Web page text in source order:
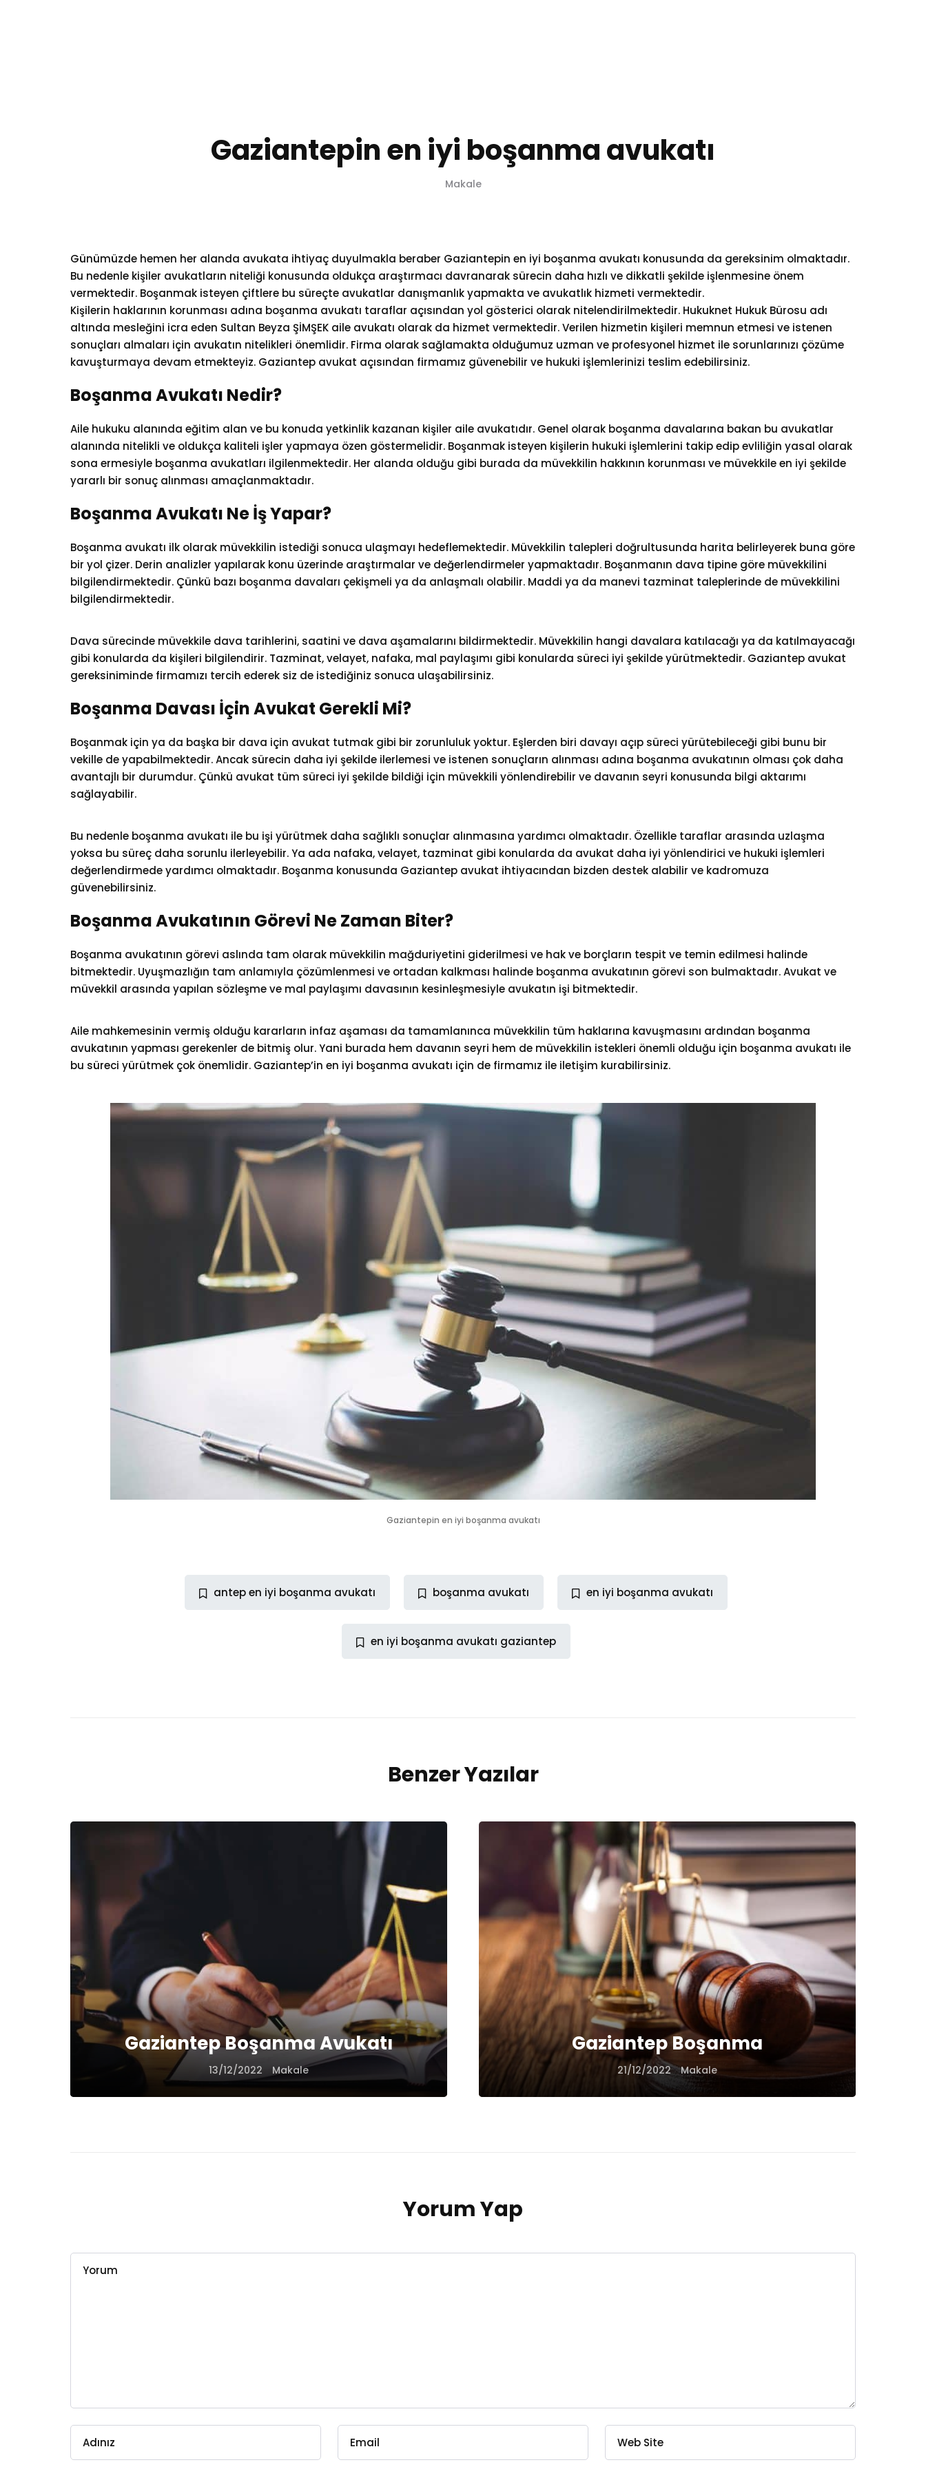
Gaziantepin en iyi boşanma avukatı
Makale
Günümüzde hemen her alanda avukata ihtiyaç duyulmakla beraber Gaziantepin en iyi boşanma avukatı konusunda da gereksinim olmaktadır.
Bu nedenle kişiler avukatların niteliği konusunda oldukça araştırmacı davranarak sürecin daha hızlı ve dikkatli şekilde işlenmesine önem
vermektedir. Boşanmak isteyen çiftlere bu süreçte avukatlar danışmanlık yapmakta ve avukatlık hizmeti vermektedir.
Kişilerin haklarının korunması adına boşanma avukatı taraflar açısından yol gösterici olarak nitelendirilmektedir. Hukuknet Hukuk Bürosu adı
altında mesleğini icra eden Sultan Beyza ŞİMŞEK aile avukatı olarak da hizmet vermektedir. Verilen hizmetin kişileri memnun etmesi ve istenen
sonuçları almaları için avukatın nitelikleri önemlidir. Firma olarak sağlamakta olduğumuz uzman ve profesyonel hizmet ile sorunlarınızı çözüme
kavuşturmaya devam etmekteyiz. Gaziantep avukat açısından firmamız güvenebilir ve hukuki işlemlerinizi teslim edebilirsiniz.
Boşanma Avukatı Nedir?
Aile hukuku alanında eğitim alan ve bu konuda yetkinlik kazanan kişiler aile avukatıdır. Genel olarak boşanma davalarına bakan bu avukatlar
alanında nitelikli ve oldukça kaliteli işler yapmaya özen göstermelidir. Boşanmak isteyen kişilerin hukuki işlemlerini takip edip evliliğin yasal olarak
sona ermesiyle boşanma avukatları ilgilenmektedir. Her alanda olduğu gibi burada da müvekkilin hakkının korunması ve müvekkile en iyi şekilde
yararlı bir sonuç alınması amaçlanmaktadır.
Boşanma Avukatı Ne İş Yapar?
Boşanma avukatı ilk olarak müvekkilin istediği sonuca ulaşmayı hedeflemektedir. Müvekkilin talepleri doğrultusunda harita belirleyerek buna göre
bir yol çizer. Derin analizler yapılarak konu üzerinde araştırmalar ve değerlendirmeler yapmaktadır. Boşanmanın dava tipine göre müvekkilini
bilgilendirmektedir. Çünkü bazı boşanma davaları çekişmeli ya da anlaşmalı olabilir. Maddi ya da manevi tazminat taleplerinde de müvekkilini
bilgilendirmektedir.
Dava sürecinde müvekkile dava tarihlerini, saatini ve dava aşamalarını bildirmektedir. Müvekkilin hangi davalara katılacağı ya da katılmayacağı
gibi konularda da kişileri bilgilendirir. Tazminat, velayet, nafaka, mal paylaşımı gibi konularda süreci iyi şekilde yürütmektedir. Gaziantep avukat
gereksiniminde firmamızı tercih ederek siz de istediğiniz sonuca ulaşabilirsiniz.
Boşanma Davası İçin Avukat Gerekli Mi?
Boşanmak için ya da başka bir dava için avukat tutmak gibi bir zorunluluk yoktur. Eşlerden biri davayı açıp süreci yürütebileceği gibi bunu bir
vekille de yapabilmektedir. Ancak sürecin daha iyi şekilde ilerlemesi ve istenen sonuçların alınması adına boşanma avukatının olması çok daha
avantajlı bir durumdur. Çünkü avukat tüm süreci iyi şekilde bildiği için müvekkili yönlendirebilir ve davanın seyri konusunda bilgi aktarımı
sağlayabilir.
Bu nedenle boşanma avukatı ile bu işi yürütmek daha sağlıklı sonuçlar alınmasına yardımcı olmaktadır. Özellikle taraflar arasında uzlaşma
yoksa bu süreç daha sorunlu ilerleyebilir. Ya ada nafaka, velayet, tazminat gibi konularda da avukat daha iyi yönlendirici ve hukuki işlemleri
değerlendirmede yardımcı olmaktadır. Boşanma konusunda Gaziantep avukat ihtiyacından bizden destek alabilir ve kadromuza
güvenebilirsiniz.
Boşanma Avukatının Görevi Ne Zaman Biter?
Boşanma avukatının görevi aslında tam olarak müvekkilin mağduriyetini giderilmesi ve hak ve borçların tespit ve temin edilmesi halinde
bitmektedir. Uyuşmazlığın tam anlamıyla çözümlenmesi ve ortadan kalkması halinde boşanma avukatının görevi son bulmaktadır. Avukat ve
müvekkil arasında yapılan sözleşme ve mal paylaşımı davasının kesinleşmesiyle avukatın işi bitmektedir.
Aile mahkemesinin vermiş olduğu kararların infaz aşaması da tamamlanınca müvekkilin tüm haklarına kavuşmasını ardından boşanma
avukatının yapması gerekenler de bitmiş olur. Yani burada hem davanın seyri hem de müvekkilin istekleri önemli olduğu için boşanma avukatı ile
bu süreci yürütmek çok önemlidir. Gaziantep’in en iyi boşanma avukatı için de firmamız ile iletişim kurabilirsiniz.
Gaziantepin en iyi boşanma avukatı
antep en iyi boşanma avukatı boşanma avukatı en iyi boşanma avukatı
en iyi boşanma avukatı gaziantep
Benzer Yazılar
Gaziantep Boşanma Avukatı
13/12/2022 Makale
Gaziantep Boşanma
21/12/2022 Makale
Yorum Yap